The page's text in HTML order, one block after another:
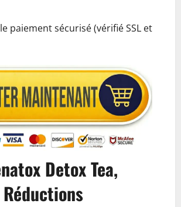
paiement sécurisé (vérifié SSL et
Detox Tea,